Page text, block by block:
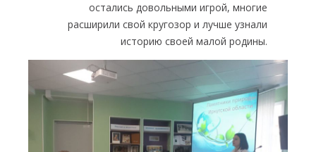
остались довольными игрой, многие
расширили свой кругозор и лучше узнали
историю своей малой родины.